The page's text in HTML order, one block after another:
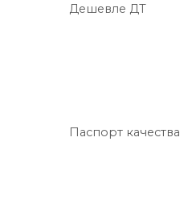
Дешевле ДТ
Паспорт качества